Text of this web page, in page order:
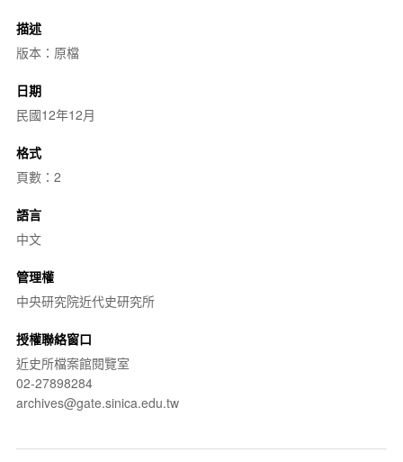
描述
版本：原檔
日期
民國12年12月
格式
頁數：2
語言
中文
管理權
中央研究院近代史研究所
授權聯絡窗口
近史所檔案館閱覽室
02-27898284
archives@gate.sinica.edu.tw